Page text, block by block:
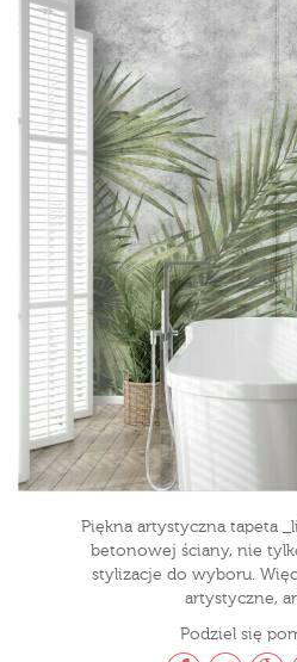
Piękna artystyczna tapeta
betonowej ściany, nie
stylizacje do wyboru.
artystyczne,
Podziel się